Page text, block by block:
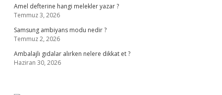
Amel defterine hangi melekler yazar ?
Temmuz 3, 2026
Samsung ambiyans modu nedir ?
Temmuz 2, 2026
Ambalajlı gıdalar alırken nelere dikkat et ?
Haziran 30, 2026